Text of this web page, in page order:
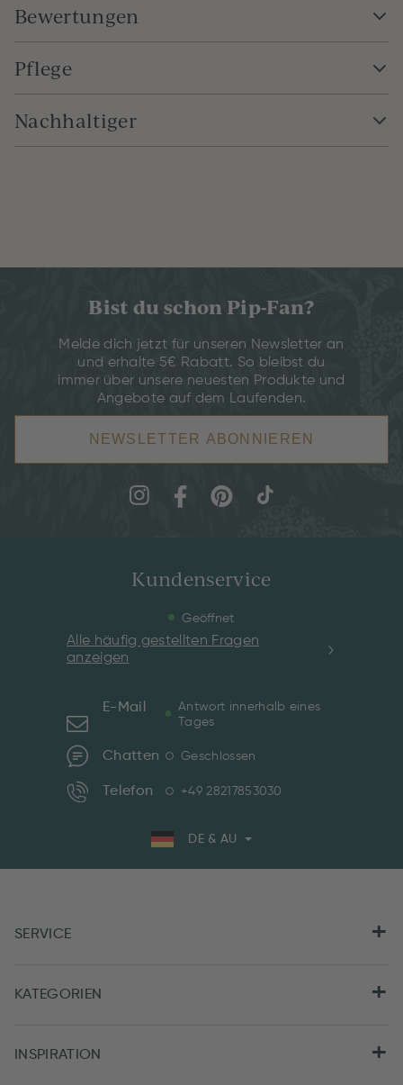
Bewertungen
Pflege
Nachhaltiger
Bist du schon Pip-Fan?
Melde dich jetzt für unseren Newsletter an
und erhalte 5€ Rabatt. So bleibst du
immer über unsere neuesten Produkte und
Angebote auf dem Laufenden.
NEWSLETTER ABONNIEREN
Kundenservice
Geöffnet
Alle häufig gestellten Fragen
anzeigen
E-Mail
Antwort innerhalb eines
Tages
Chatten Geschlossen
Telefon +49 28217853030
DE & AU
SERVICE
KATEGORIEN
INSPIRATION